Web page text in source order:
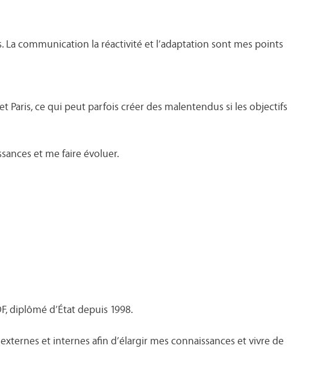
communication la réactivité et l’adaptation sont mes points
Paris, ce qui peut parfois créer des malentendus si les objectifs
et me faire évoluer.
diplômé d’État depuis 1998.
et internes afin d’élargir mes connaissances et vivre de